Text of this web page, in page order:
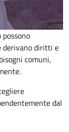
derivano diritti e
comuni,
dal